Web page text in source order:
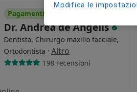
Pagamenti online
Dr. Andrea de Angelis
Dentista, Chirurgo maxillo facciale,
Ortodontista · Altro
198 recensioni
Modifica le